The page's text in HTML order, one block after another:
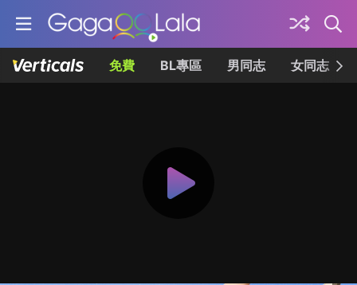
免費 BL專區 男同志 女同志